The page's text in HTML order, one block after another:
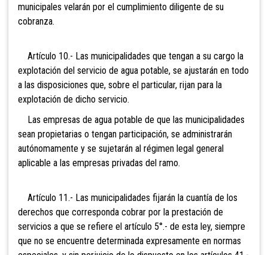
municipales velarán por el cumplimiento diligente de su
cobranza.
Artículo 10.- Las municipalidades que tengan a su cargo la
explotación del servicio de agua potable, se ajustarán en todo
a las disposiciones que, sobre el particular, rijan para la
explotación de dicho servicio.
Las empresas de agua potable de que las municipalidades
sean propietarias o tengan participación, se administrarán
autónomamente y se sujetarán al régimen legal general
aplicable a las empresas privadas del ramo.
Artículo 11.- Las municipalidades fijarán la cuantía de los
derechos que corresponda cobrar por la prestación de
servicios a que se refiere el artículo 5°.- de esta ley, siempre
que no se encuentre determinada expresamente en normas